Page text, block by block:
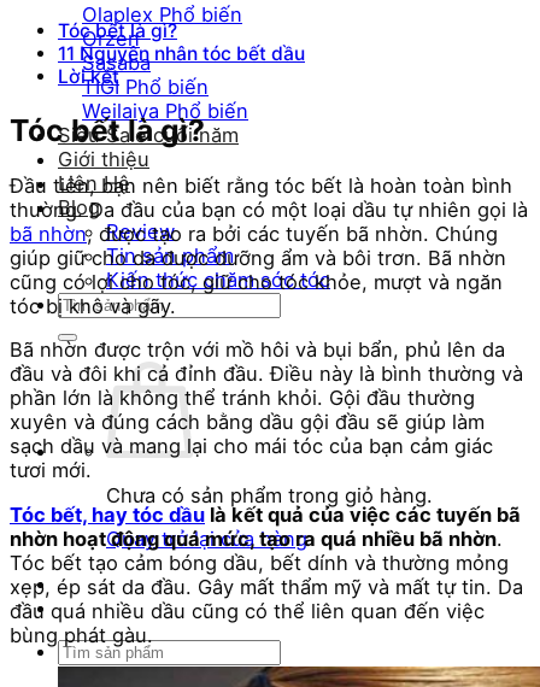
Olaplex
Orzen
Sasaba
TIGI
Weilaiya
Siêu Sale cuối năm
Giới thiệu
Liên Hệ
Blog
Review
Tin sản phẩm
Kiến thức chăm sóc tóc
Tìm
kiếm:
Chưa có sản phẩm trong giỏ hàng.
Quay trở lại cửa hàng
Tìm
kiếm:
Tóc bết là gì?
11 Nguyên nhân tóc bết dầu
Lời kết
Tóc bết là gì?
Đầu tiên, bạn nên biết rằng tóc bết là hoàn toàn bình
thường. Da đầu của bạn có một loại dầu tự nhiên gọi là
bã nhờn, được tạo ra bởi các tuyến bã nhờn. Chúng
giúp giữ cho da được dưỡng ẩm và bôi trơn. Bã nhờn
cũng có lợi cho tóc, giữ cho tóc khỏe, mượt và ngăn
tóc bị khô và gãy.
Bã nhờn được trộn với mồ hôi và bụi bẩn, phủ lên da
đầu và đôi khi cả đỉnh đầu. Điều này là bình thường và
phần lớn là không thể tránh khỏi. Gội đầu thường
xuyên và đúng cách bằng dầu gội đầu sẽ giúp làm
sạch dầu và mang lại cho mái tóc của bạn cảm giác
tươi mới.
Tóc bết, hay tóc dầu là kết quả của việc các tuyến bã
nhờn hoạt động quá mức, tạo ra quá nhiều bã nhờn.
Tóc bết tạo cảm bóng dầu, bết dính và thường mỏng
xẹp, ép sát da đầu. Gây mất thẩm mỹ và mất tự tin. Da
đầu quá nhiều dầu cũng có thể liên quan đến việc
bùng phát gàu.